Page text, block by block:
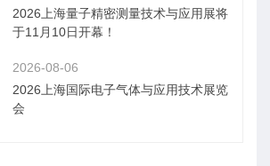
2026上海量子精密测量技术与应用展将
于11月10日开幕！
2026-08-06
2026上海国际电子气体与应用技术展览
会